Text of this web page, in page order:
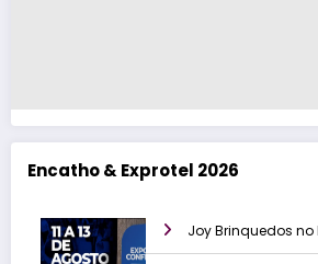
Encatho & Exprotel 2026
Joy Brinquedos no